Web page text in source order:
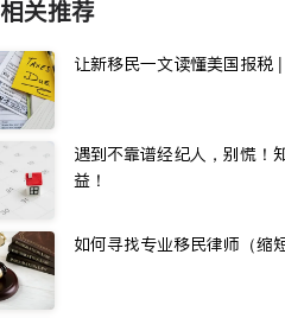
相关推荐
让新移民一文读懂美国报税
遇到不靠谱经纪人，别慌！
益！
如何寻找专业移民律师（缩